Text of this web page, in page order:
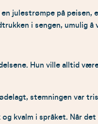
julestrømpe på
i sengen, umulig å
Hun ville alltid
stemningen var
kvalm i språket. Når